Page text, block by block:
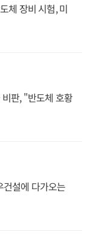
체 장비 시험, 미
판, "반도체 호황
건설에 다가오는